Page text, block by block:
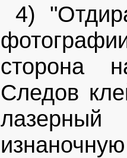
4)
сторона
Следов